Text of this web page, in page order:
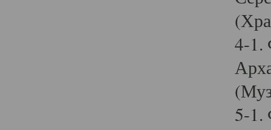
4-1.
5-1.